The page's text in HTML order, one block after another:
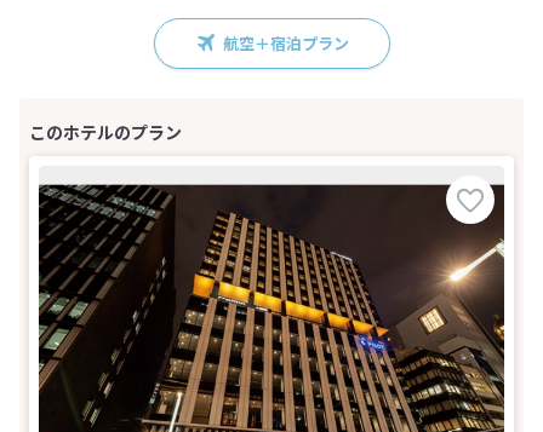
航空＋宿泊プラン